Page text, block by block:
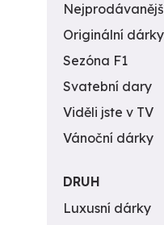
Originální
Sezóna F1
Svatební dary
Viděli jste v TV
Vánoční dárky
DRUH
Luxusní dárky